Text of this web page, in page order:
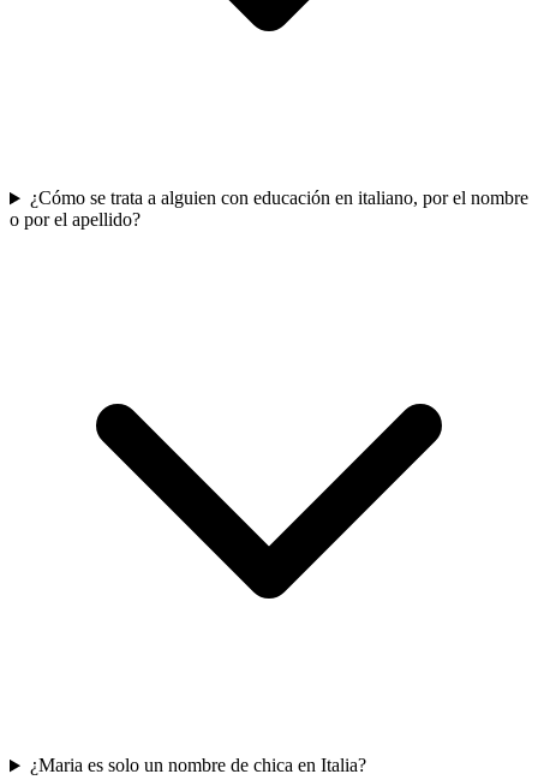
¿Cómo se trata a alguien con educación en italiano, por el nombre
o por el apellido?
¿Maria es solo un nombre de chica en Italia?